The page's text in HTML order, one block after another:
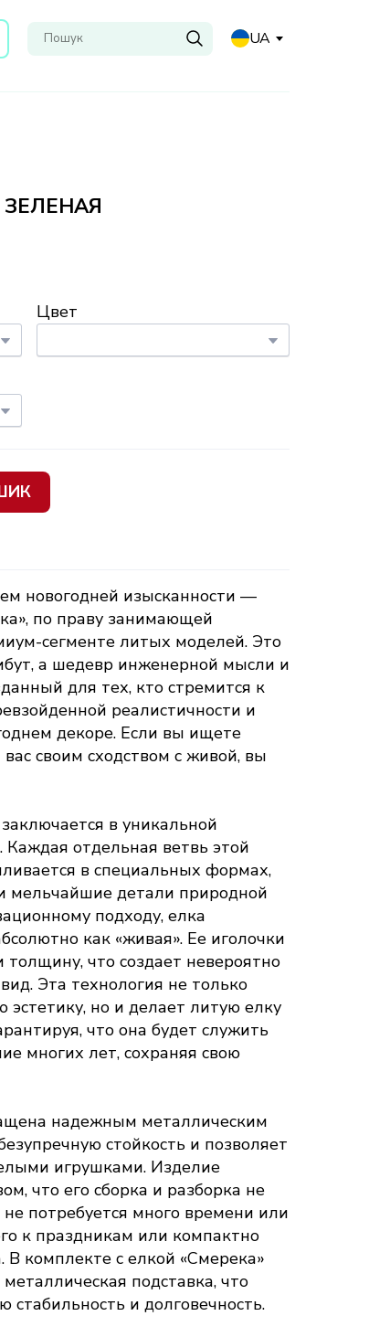
UA
Цвет
новогодней изысканности —
по праву занимающей
сегменте литых моделей. Это
а шедевр инженерной мысли и
для тех, кто стремится к
реалистичности и
декоре. Если вы ищете
своим сходством с живой, вы
в уникальной
Каждая отдельная ветвь этой
в специальных формах,
мельчайшие детали природной
подходу, елка
как «живая». Ее иголочки
что создает невероятно
Эта технология не только
эстетику, но и делает литую елку
что она будет служить
многих лет, сохраняя свою
надежным металлическим
стойкость и позволяет
игрушками. Изделие
что его сборка и разборка не
потребуется много времени или
к праздникам или компактно
комплекте с елкой «Смерека»
подставка, что
стабильность и долговечность.